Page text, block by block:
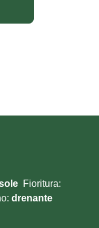
Fioritura:
drenante